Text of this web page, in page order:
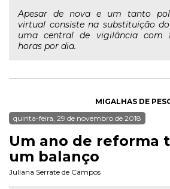
Apesar de nova e um tanto
virtual consiste na substituição
uma central de vigilância com
horas por dia.
MIGALHAS DE
quinta-feira, 29 de novembro de 2018
Um ano de reforma
um balanço
Juliana Serrate de Campos